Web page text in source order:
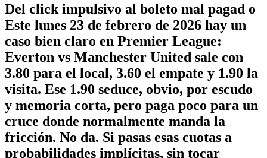
Del click impulsivo al boleto mal pagad o
Este lunes 23 de febrero de 2026 hay un
caso bien claro en Premier League:
Everton vs Manchester United sale con
3.80 para el local, 3.60 el empate y 1.90 la
visita. Ese 1.90 seduce, obvio, por escudo
y memoria corta, pero paga poco para un
cruce donde normalmente manda la
fricción. No da. Si pasas esas cuotas a
probabilidades implícitas, sin tocar